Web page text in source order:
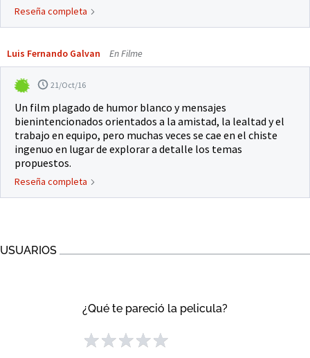
Reseña completa
Luis Fernando Galvan En Filme
21/Oct/16
Un film plagado de humor blanco y mensajes
bienintencionados orientados a la amistad, la lealtad y el
trabajo en equipo, pero muchas veces se cae en el chiste
ingenuo en lugar de explorar a detalle los temas
propuestos.
Reseña completa
USUARIOS
¿Qué te pareció la pelicula?